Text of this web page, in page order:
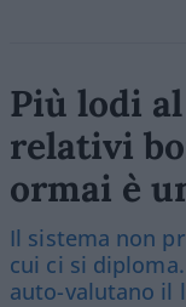
Più lodi
relativi
ormai è
Il sistema non
cui ci si
auto-valutano il